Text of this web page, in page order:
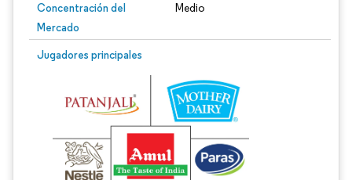
Concentración del
Mercado
Medio
Jugadores principales
Imagen © Mordor Intelligence. El uso requiere atribución según CC BY 4.0.